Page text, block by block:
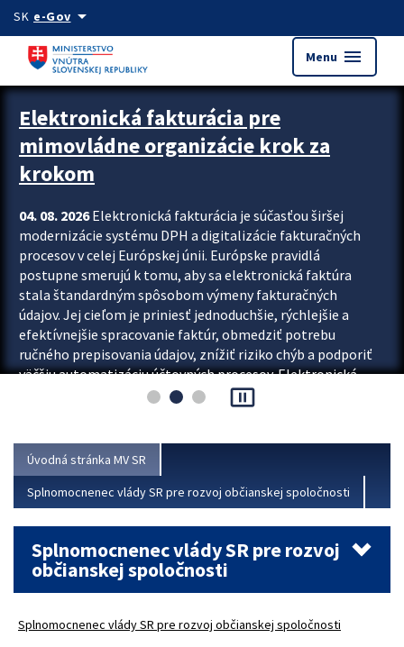
Preskocit na hlavný obsah
SK e-Govarrow_drop_down
Menu menu
Zastavit automatický posun upútavok
Elektronická fakturácia pre
mimovládne organizácie krok za
krokom
04. 08. 2026Elektronická fakturácia je súčasťou širšej
modernizácie systému DPH a digitalizácie fakturačných
procesov v celej Európskej únii. Európske pravidlá
postupne smerujú k tomu, aby sa elektronická faktúra
stala štandardným spôsobom výmeny fakturačných
údajov. Jej cieľom je priniesť jednoduchšie, rýchlejšie a
efektívnejšie spracovanie faktúr, obmedziť potrebu
ručného prepisovania údajov, znížiť riziko chýb a podporiť
väčšiu automatizáciu účtovných procesov. Elektronická
fakturácia preto nepredstavuje...
pause_presentation
Úvodná stránka MV SR
Splnomocnenec vlády SR pre rozvoj občianskej spoločnosti
Splnomocnenec vlády SR pre rozvoj
občianskej spoločnosti
Splnomocnenec vlády SR pre rozvoj občianskej spoločnosti